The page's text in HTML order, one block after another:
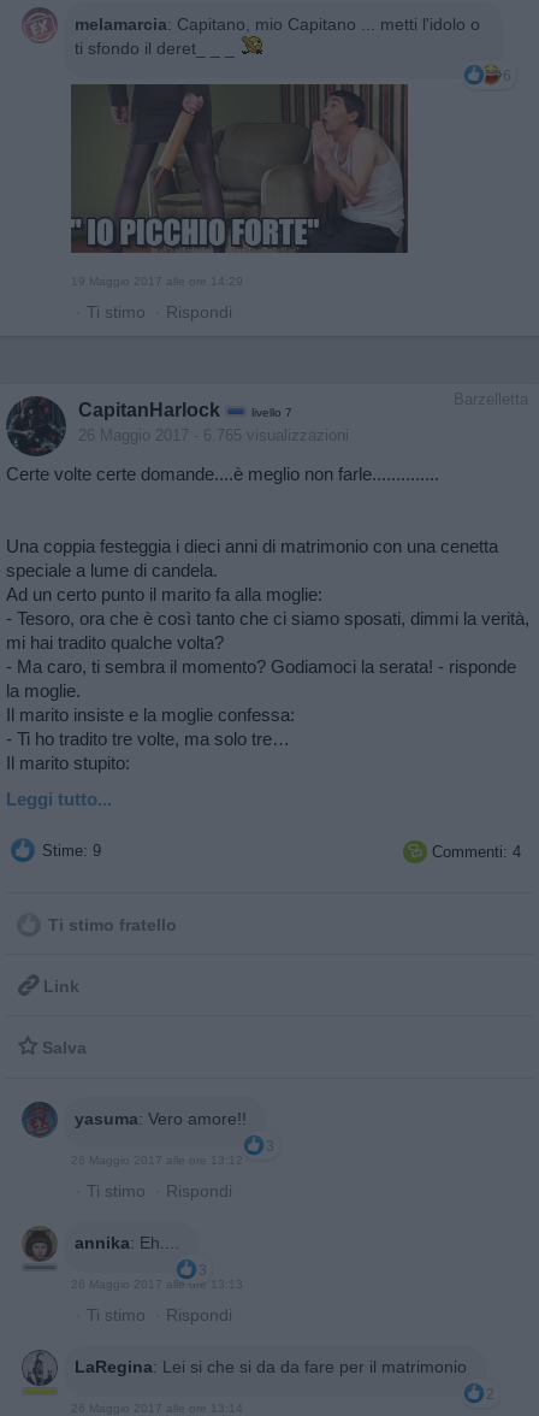
melamarcia: Capitano, mio Capitano ... metti l'idolo o
ti sfondo il deret_ _ _
6
19 Maggio 2017 alle ore 14:29
· Ti stimo · Rispondi
Barzelletta
CapitanHarlock livello 7
26 Maggio 2017 - 6.765 visualizzazioni
Certe volte certe domande....è meglio non farle..............
Una coppia festeggia i dieci anni di matrimonio con una cenetta
speciale a lume di candela.
Ad un certo punto il marito fa alla moglie:
- Tesoro, ora che è così tanto che ci siamo sposati, dimmi la verità,
mi hai tradito qualche volta?
- Ma caro, ti sembra il momento? Godiamoci la serata! - risponde
la moglie.
Il marito insiste e la moglie confessa:
- Ti ho tradito tre volte, ma solo tre…
Il marito stupito:
Leggi tutto...
Stime: 9  Commenti: 4
Ti stimo fratello
 Link
 Salva
yasuma: Vero amore!!
3
26 Maggio 2017 alle ore 13:12
· Ti stimo · Rispondi
annika: Eh....
3
26 Maggio 2017 alle ore 13:13
· Ti stimo · Rispondi
LaRegina: Lei si che si da da fare per il matrimonio
2
26 Maggio 2017 alle ore 13:14